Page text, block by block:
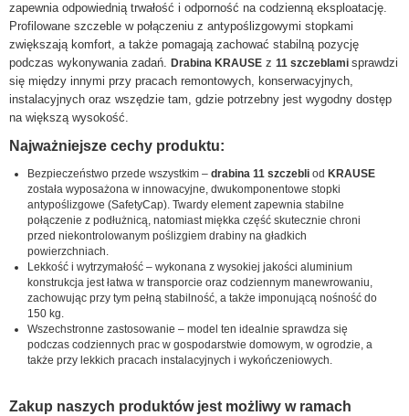
zapewnia odpowiednią trwałość i odporność na codzienną eksploatację.
Profilowane szczeble w połączeniu z antypoślizgowymi stopkami
zwiększają komfort, a także pomagają zachować stabilną pozycję
podczas wykonywania zadań. Drabina KRAUSE z 11 szczeblami sprawdzi
się między innymi przy pracach remontowych, konserwacyjnych,
instalacyjnych oraz wszędzie tam, gdzie potrzebny jest wygodny dostęp
na większą wysokość.
Najważniejsze cechy produktu:
Bezpieczeństwo przede wszystkim – drabina 11 szczebli od KRAUSE
została wyposażona w innowacyjne, dwukomponentowe stopki
antypoślizgowe (SafetyCap). Twardy element zapewnia stabilne
połączenie z podłużnicą, natomiast miękka część skutecznie chroni
przed niekontrolowanym poślizgiem drabiny na gładkich
powierzchniach.
Lekkość i wytrzymałość – wykonana z wysokiej jakości aluminium
konstrukcja jest łatwa w transporcie oraz codziennym manewrowaniu,
zachowując przy tym pełną stabilność, a także imponującą nośność do
150 kg.
Wszechstronne zastosowanie – model ten idealnie sprawdza się
podczas codziennych prac w gospodarstwie domowym, w ogrodzie, a
także przy lekkich pracach instalacyjnych i wykończeniowych.
Zakup naszych produktów jest możliwy w ramach